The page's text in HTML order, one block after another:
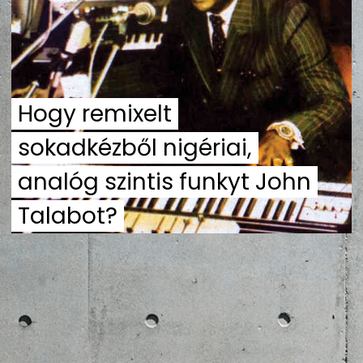
ZENE
MÉDIAAJÁNLAT
IMPRESSZUM
PR-ARCHÍVUM
ADATKEZELÉSI TÁJÉKOZTATÓ
Hogy remixelt
sokadkézből nigériai,
analóg szintis funkyt John
Talabot?